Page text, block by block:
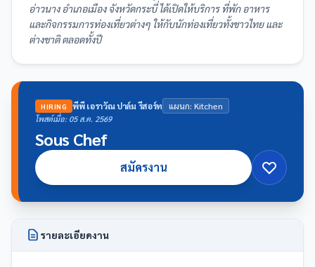
อ่าวนาง อำเภอเมือง จังหวัดกระบี่ ได้เปิดให้บริการ ที่พัก อาหาร
และกิจกรรมการท่องเที่ยวต่างๆ ให้กับนักท่องเที่ยวทั้งชาวไทย และ
ต่างชาติ ตลอดทั้งปี
HIRING พีพี เอราวัณ ปาล์ม รีสอร์ท แผนก: Kitchen
โพสต์เมื่อ: 05 ส.ค. 2569
Sous Chef
สมัครงาน
รายละเอียดงาน